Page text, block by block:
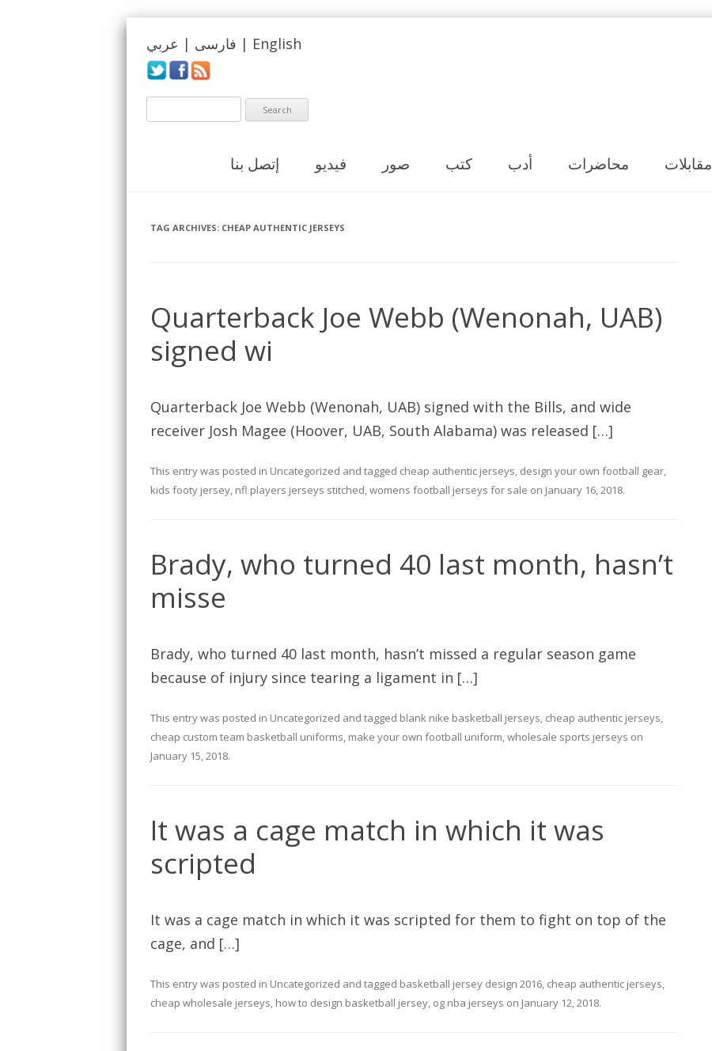
فارسی | عربي | English
إتصل بنا فيديو صور كتب أدب محاضرات مقابلات
TAG ARCHIVES: CHEAP AUTHENTIC JERSEYS
Quarterback Joe Webb (Wenonah, UAB)
signed wi
Quarterback Joe Webb (Wenonah, UAB) signed with the Bills, and wide
receiver Josh Magee (Hoover, UAB, South Alabama) was released […]
This entry was posted in Uncategorized and tagged cheap authentic jerseys, design your own football gear,
kids footy jersey, nfl players jerseys stitched,womens football jerseys for sale on January 16, 2018.
Brady, who turned 40 last month, hasn’t
misse
Brady, who turned 40 last month, hasn’t missed a regular season game
because of injury since tearing a ligament in […]
This entry was posted in Uncategorized and tagged blank nike basketball jerseys, cheap authentic jerseys,
cheap custom team basketball uniforms, make your own football uniform,wholesale sports jerseys on
January 15, 2018.
It was a cage match in which it was
scripted
It was a cage match in which it was scripted for them to fight on top of the
cage, and […]
This entry was posted in Uncategorized and tagged basketball jersey design 2016, cheap authentic jerseys,
cheap wholesale jerseys, how to design basketball jersey, og nba jerseys on January 12, 2018.